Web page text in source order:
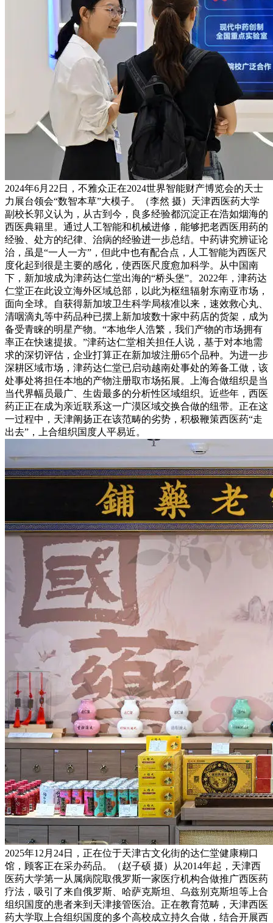
2024年6月22日，不雅众正在2024世界智能财产博览会的天士
力展台领会“数智本草”大模子。（李然 摄）天津西医药大学
副校长郭义认为，从古到今，良多经验都沉淀正在浩如烟海的
西医典籍里。通过人工智能和机械进修，能够把老西医用药的
经验、处方的纪律、治病的经验进一步总结。中药讲究辨证论
治，虽是“一人一方”，但此中也有配合点，人工智能为西医尺
度化起到很是主要的感化，使西医尺度愈加科学。从中国南
下，新加坡成为津药达仁堂出海的“桥头堡”。2022年，津药达
仁堂正在此设立海外区域总部，以此为枢纽辐射东南亚市场，
面向全球。自获得新加坡卫生科学局核准以来，速效救心丸、
清咽滴丸等中药品种已摆上新加坡数十家中药店的货架，成为
备受青睐的明星产物。“本地华人浩繁，我们产物的市场拥有
率正在快速提拔。”津药达仁堂相关担任人说，基于对本地需
求的深切评估，企业打算正在新加坡注册65个品种。为进一步
深耕区域市场，津药达仁堂已启动越南处事处的筹备工做，该
处事处将担任本地的产物注册取市场拓展。上海合做组织是当
当代界幅员最广、生齿最多的分析性区域组织。近些年，西医
药正正在成为亲近联系这一广漠区域交换合做的纽带。正在这
一过程中，天津阐扬正在该范畴的劣势，积极鞭策西医药“走
出去”，上合组织国度人平易近。
2025年12月24日，正在位于天津古文化街的达仁堂健康糊口
馆，顾客正在采办药品。（赵子硕 摄）从2014年起，天津西
医药大学第一从属病院取俄罗斯一家医疗机构合做推广西医药
疗法，吸引了来自俄罗斯、哈萨克斯坦、乌兹别克斯坦等上合
组织国度的患者来到天津接管医治。正在教育范畴，天津西医
药大学取上合组织国度的多个高校成立持久合做，结合开展西